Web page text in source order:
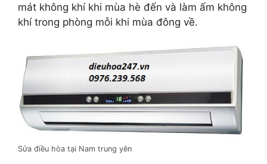
mát không khí khi mùa hè đến và làm ấm không
khí trong phòng mỗi khi mùa đông về.
Sửa điều hòa tại Nam trung yên